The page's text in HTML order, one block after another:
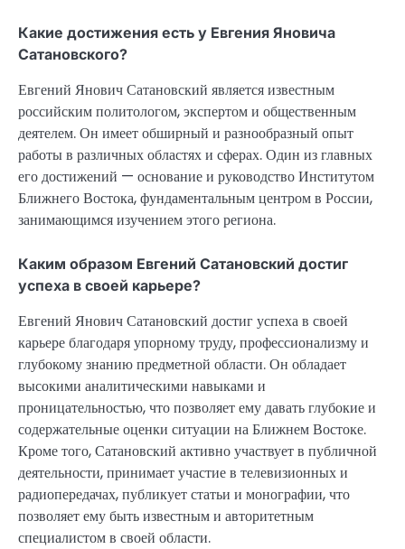
Какие достижения есть у Евгения Яновича
Сатановского?
Евгений Янович Сатановский является известным
российским политологом, экспертом и общественным
деятелем. Он имеет обширный и разнообразный опыт
работы в различных областях и сферах. Один из главных
его достижений — основание и руководство Институтом
Ближнего Востока, фундаментальным центром в России,
занимающимся изучением этого региона.
Каким образом Евгений Сатановский достиг
успеха в своей карьере?
Евгений Янович Сатановский достиг успеха в своей
карьере благодаря упорному труду, профессионализму и
глубокому знанию предметной области. Он обладает
высокими аналитическими навыками и
проницательностью, что позволяет ему давать глубокие и
содержательные оценки ситуации на Ближнем Востоке.
Кроме того, Сатановский активно участвует в публичной
деятельности, принимает участие в телевизионных и
радиопередачах, публикует статьи и монографии, что
позволяет ему быть известным и авторитетным
специалистом в своей области.